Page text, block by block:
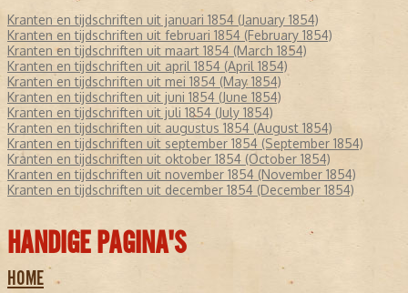
Kranten en tijdschriften uit januari 1854 (January 1854)
Kranten en tijdschriften uit februari 1854 (February 1854)
Kranten en tijdschriften uit maart 1854 (March 1854)
Kranten en tijdschriften uit april 1854 (April 1854)
Kranten en tijdschriften uit mei 1854 (May 1854)
Kranten en tijdschriften uit juni 1854 (June 1854)
Kranten en tijdschriften uit juli 1854 (July 1854)
Kranten en tijdschriften uit augustus 1854 (August 1854)
Kranten en tijdschriften uit september 1854 (September 1854)
Kranten en tijdschriften uit oktober 1854 (October 1854)
Kranten en tijdschriften uit november 1854 (November 1854)
Kranten en tijdschriften uit december 1854 (December 1854)
HANDIGE PAGINA'S
HOME